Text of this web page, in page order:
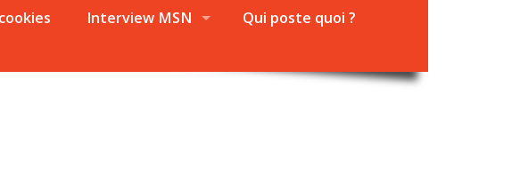
Interview MSN
Qui poste quoi ?